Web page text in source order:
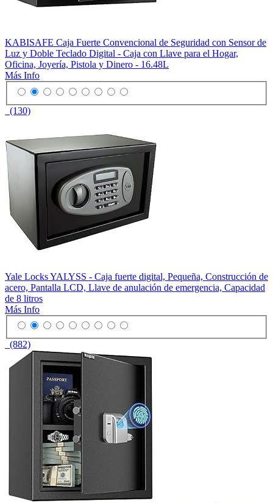
KABISAFE Caja Fuerte Convencional de Seguridad con Sensor de
Luz y Doble Teclado Digital - Caja con Llave para el Hogar,
Oficina, Joyería, Pistola y Dinero - 16.48L
Más Info
(130)
Yale Locks YALYSS - Caja fuerte digital, Pequeña, Construcción de
acero, Pantalla LCD, Llave de anulación de emergencia, Capacidad
de 8 litros
Más Info
(882)